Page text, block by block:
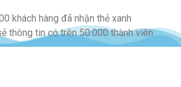
khách hàng đã nhận thẻ xanh
thông tin có trên 50.000 thành viên